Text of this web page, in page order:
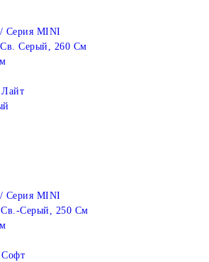
Серия MINI
Серый, 260 См
Серия MINI
Серый, 250 См